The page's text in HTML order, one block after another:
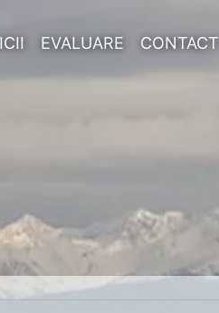
EVALUARE CONTACT